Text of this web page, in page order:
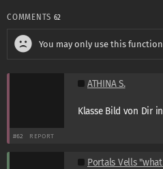
COMMENTS 62
You may only use this
ATHINA S.
Klasse Bild von Dir
#62 REPORT
Portals Vells